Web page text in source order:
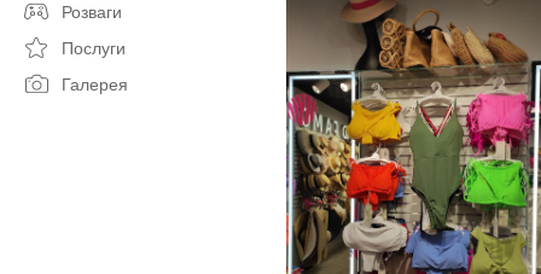
Розваги
Послуги
Галерея